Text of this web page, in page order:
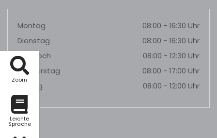
Zoom
Leichte
Sprache
Montag
08:00 - 16:30 Uhr
Dienstag
08:00 - 16:30 Uhr
Mittwoch
08:00 - 12:30 Uhr
Donnerstag
08:00 - 17:00 Uhr
Freitag
08:00 - 12:00 Uhr